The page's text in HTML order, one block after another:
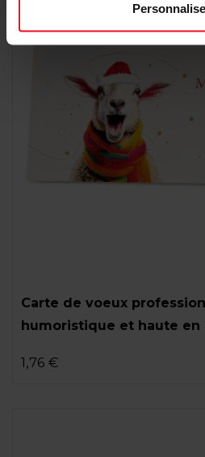
Carte de voeux
humoristique et haute en
1,76 €